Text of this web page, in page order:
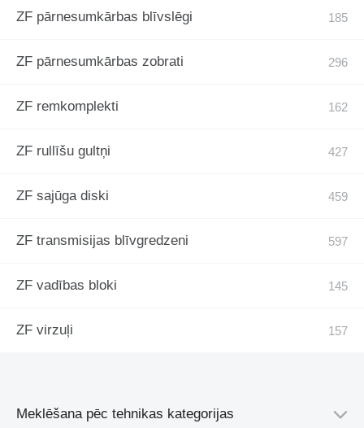
ZF pārnesumkārbas blīvslēgi
ZF pārnesumkārbas zobrati
ZF remkomplekti
ZF rullīšu gultņi
ZF sajūga diski
ZF transmisijas blīvgredzeni
ZF vadības bloki
ZF virzuļi
Meklēšana pēc tehnikas kategorijas